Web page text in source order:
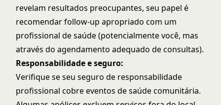
revelam resultados preocupantes, seu papel é
recomendar follow-up apropriado com um
profissional de saúde (potencialmente você, mas
através do agendamento adequado de consultas).
Responsabilidade e seguro:
Verifique se seu seguro de responsabilidade
profissional cobre eventos de saúde comunitária.